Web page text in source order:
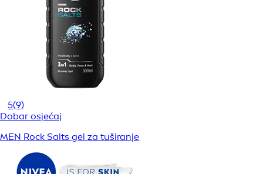
5(9)
Dobar osjećaj
MEN Rock Salts gel za tuširanje